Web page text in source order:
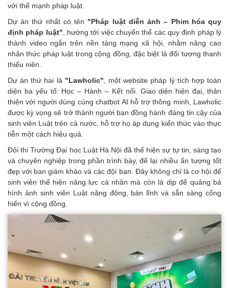
với thế mạnh pháp luật.
Dự án thứ nhất có tên "Pháp luật diễn ảnh – Phim hóa quy
định pháp luật", hướng tới việc chuyển thể các quy định pháp lý
thành video ngắn trên nền tảng mạng xã hội, nhằm nâng cao
nhận thức pháp luật trong cộng đồng, đặc biệt là đối tượng thanh
thiếu niên.
Dự án thứ hai là "Lawholic", một website pháp lý tích hợp toàn
diện ba yếu tố: Học – Hành – Kết nối. Giao diện hiện đại, thân
thiện với người dùng cùng chatbot AI hỗ trợ thông minh, Lawholic
được kỳ vọng sẽ trở thành người bạn đồng hành đáng tin cậy của
sinh viên Luật trên cả nước, hỗ trợ họ áp dụng kiến thức vào thực
tiễn một cách hiệu quả.
Đội thi Trường Đại học Luật Hà Nội đã thể hiện sự tự tin, sáng tạo
và chuyên nghiệp trong phần trình bày, để lại nhiều ấn tượng tốt
đẹp với ban giám khảo và các đội bạn. Đây không chỉ là cơ hội để
sinh viên thể hiện năng lực cá nhân mà còn là dịp để quảng bá
hình ảnh sinh viên Luật năng động, bản lĩnh và sẵn sàng cống
hiến vì cộng đồng.